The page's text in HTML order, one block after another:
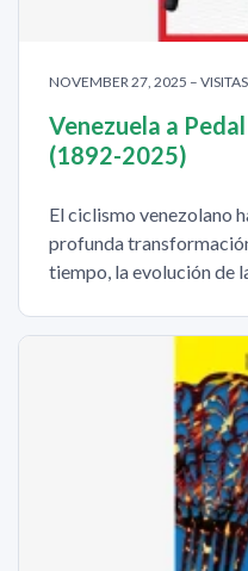
NOVEMBER 27, 2025 –
Venezuela a Pedal
(1892-2025)
El ciclismo venezolano
profunda
tiempo, la evolución de